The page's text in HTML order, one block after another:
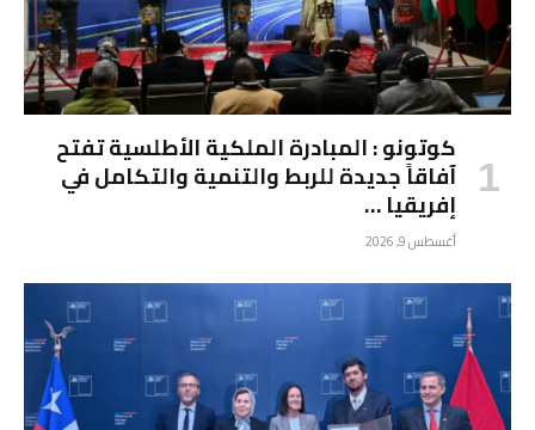
كوتونو : المبادرة الملكية الأطلسية تفتح
آفاقاً جديدة للربط والتنمية والتكامل في
إفريقيا …
أغسطس 9, 2026